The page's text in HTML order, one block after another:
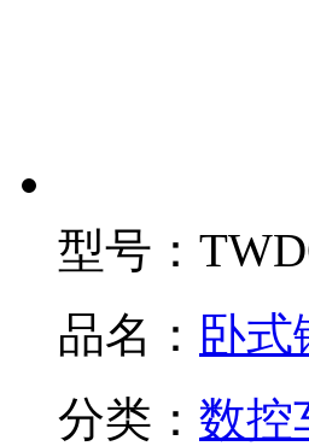
型号：
品名： 卧
分类： 数控